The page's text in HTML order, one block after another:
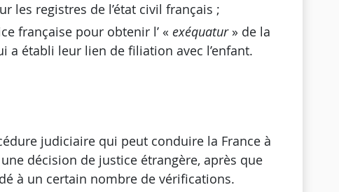
les registres de l’état civil français ;
française pour obtenir l’ « exéquatur» de la
a établi leur lien de filiation avec l’enfant.
judiciaire qui peut conduire la France à
décision de justice étrangère, après que
à un certain nombre de vérifications.